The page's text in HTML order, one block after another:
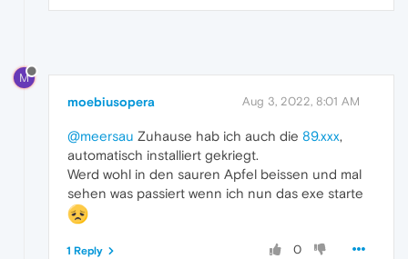
M
moebiusopera Aug 3, 2022, 8:01 AM
@meersau Zuhause hab ich auch die 89.xxx,
automatisch installiert gekriegt.
Werd wohl in den sauren Apfel beissen und mal
sehen was passiert wenn ich nun das exe starte
0
1 Reply